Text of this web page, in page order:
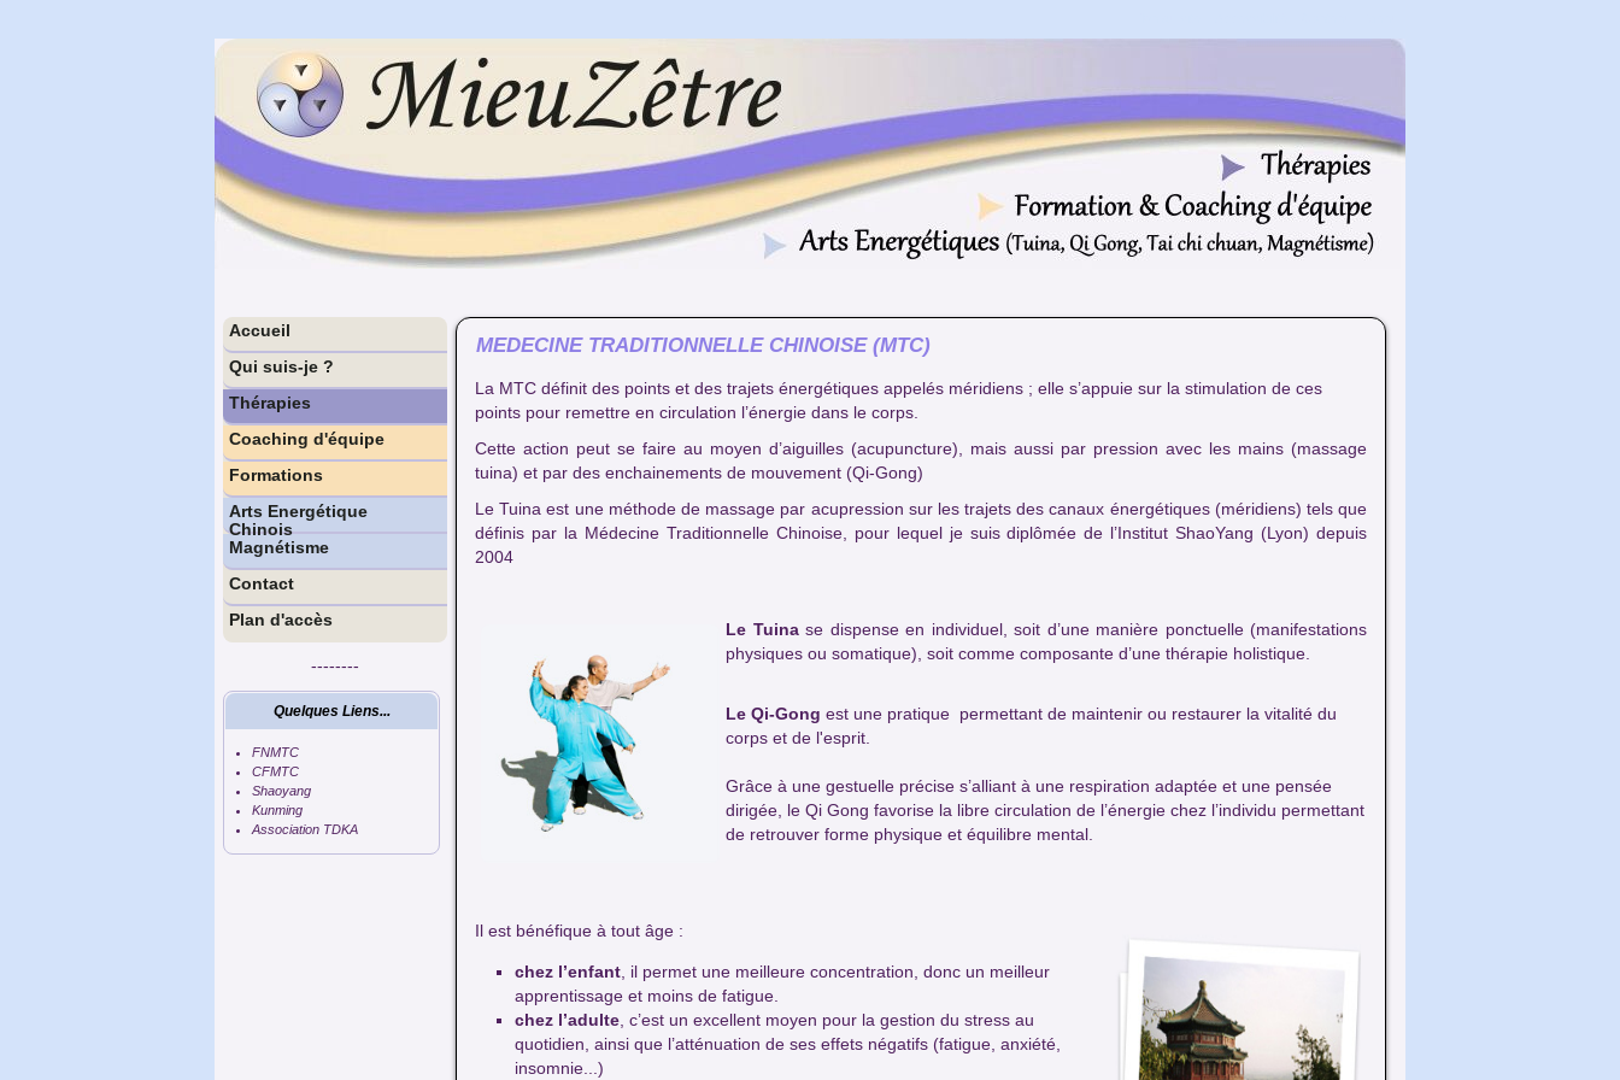
Accueil
Qui suis-je ?
Thérapies
Coaching d'équipe
Formations
Arts Energétique
Chinois
Magnétisme
Contact
Plan d'accès
--------
Quelques Liens...
FNMTC
CFMTC
Shaoyang
Kunming
Association TDKA
MEDECINE TRADITIONNELLE CHINOISE (MTC)
La MTC définit des points et des trajets énergétiques appelés méridiens ; elle s’appuie sur la stimulation de ces
points pour remettre en circulation l’énergie dans le corps.
Cette action peut se faire au moyen d’aiguilles (acupuncture), mais aussi par pression avec les mains (massage
tuina) et par des enchainements de mouvement (Qi-Gong)
Le Tuina est une méthode de massage par acupression sur les trajets des canaux énergétiques (méridiens) tels que
définis par la Médecine Traditionnelle Chinoise, pour lequel je suis diplômée de l’Institut ShaoYang (Lyon) depuis
2004
Le Tuinase dispense en individuel, soit d’une manière ponctuelle (manifestations
physiques ou somatique), soit comme composante d’une thérapie holistique.
Le Qi-Gong est une pratique permettant de maintenir ou restaurer la vitalité du
corps et de l'esprit.
Grâce à une gestuelle précise s’alliant à une respiration adaptée et une pensée
dirigée, le Qi Gong favorise la libre circulation de l’énergie chez l’individu permettant
de retrouver forme physique et équilibre mental.
Il est bénéfique à tout âge :
chez l’enfant , il permet une meilleure concentration, donc un meilleur
apprentissage et moins de fatigue.
chez l’adulte , c’est un excellent moyen pour la gestion du stress au
quotidien, ainsi que l’atténuation de ses effets négatifs (fatigue, anxiété,
insomnie...)